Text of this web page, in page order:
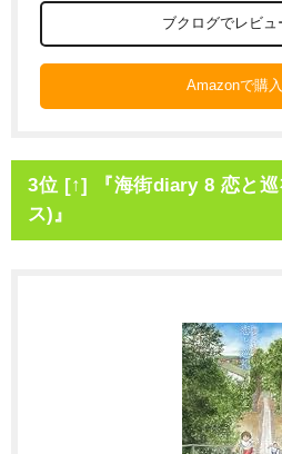
ブクログでレビュ
Amazonで購
3位 [↑] 『海街diary 8 恋と
ス)』